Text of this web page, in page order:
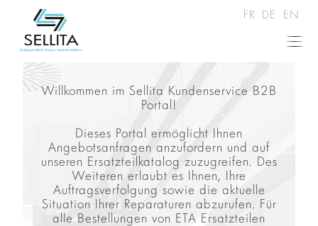
FR DE EN
Willkommen im Sellita Kundenservice B2B
Portal!
Dieses Portal ermöglicht Ihnen
Angebotsanfragen anzufordern und auf
unseren Ersatzteilkatalog zuzugreifen. Des
Weiteren erlaubt es Ihnen, Ihre
Auftragsverfolgung sowie die aktuelle
Situation Ihrer Reparaturen abzurufen. Für
alle Bestellungen von ETA Ersatzteilen